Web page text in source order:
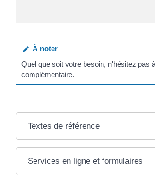
À noter
Quel que soit votre besoin, n'hésitez pas
complémentaire.
Textes de référence
Services en ligne et formulaires